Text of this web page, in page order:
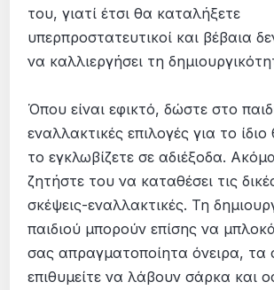
του, γιατί έτσι θα καταλήξετε
υπερπροστατευτικοί και βέβαια
να καλλιεργήσει τη
Όπου είναι εφικτό, δώστε στο
εναλλακτικές επιλογές για το
το εγκλωβίζετε σε αδιέξοδα.
ζητήστε του να καταθέσει τις
σκέψεις-εναλλακτικές. Τη
παιδιού μπορούν επίσης να
σας απραγματοποίητα όνειρα, τα
επιθυμείτε να λάβουν σάρκα και